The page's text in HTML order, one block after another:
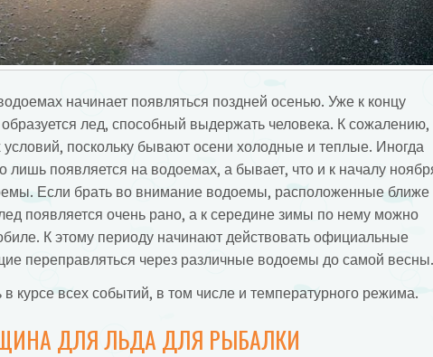
начинает появляться поздней осенью. Уже к концу
лед, способный выдержать человека. К сожалению,
условий, поскольку бывают осени холодные и теплые. Иногда
лишь появляется на водоемах, а бывает, что и к началу
Если брать во внимание водоемы, расположенные ближе
появляется очень рано, а к середине зимы по нему можно
К этому периоду начинают действовать официальные
переправляться через различные водоемы до самой весны.
курсе всех событий, в том числе и температурного режима.
ДЛЯ ЛЬДА ДЛЯ РЫБАЛКИ